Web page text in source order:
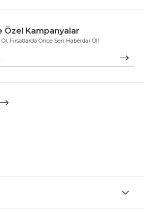
Özel Kampanyalar
Fırsatlarda Önce Sen Haberdar Ol!